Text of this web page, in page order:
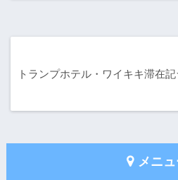
トランプホテル・ワイキキ滞在
メニ